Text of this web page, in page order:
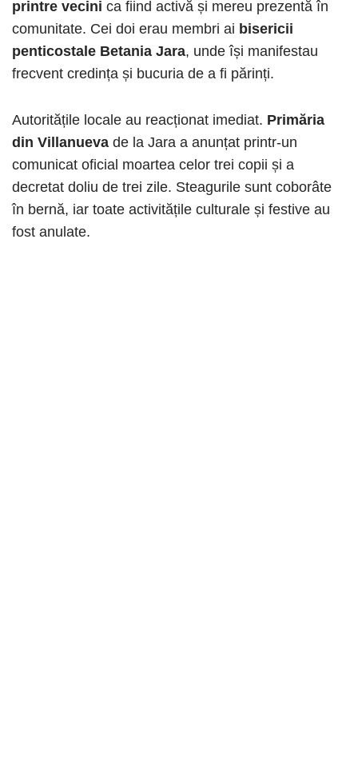
printre vecini ca fiind activă și mereu prezentă în
comunitate. Cei doi erau membri ai bisericii
penticostale Betania Jara, unde își manifestau
frecvent credința și bucuria de a fi părinți.
Autoritățile locale au reacționat imediat. Primăria
din Villanueva de la Jara a anunțat printr-un
comunicat oficial moartea celor trei copii și a
decretat doliu de trei zile. Steagurile sunt coborâte
în bernă, iar toate activitățile culturale și festive au
fost anulate.